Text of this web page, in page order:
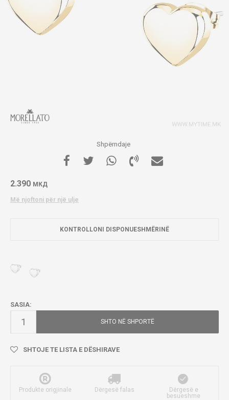
Shpërndaje
2.390 МКД
Më njoftoni për një ulje
KONTROLLONI DISPONUESHMËRINË
SASIA:
SHTO NË SHPORTË
SHTOJE TE LISTA E DËSHIRAVE
Produkte origjinale Dërgesë falas
Dërgesë e
besueshme